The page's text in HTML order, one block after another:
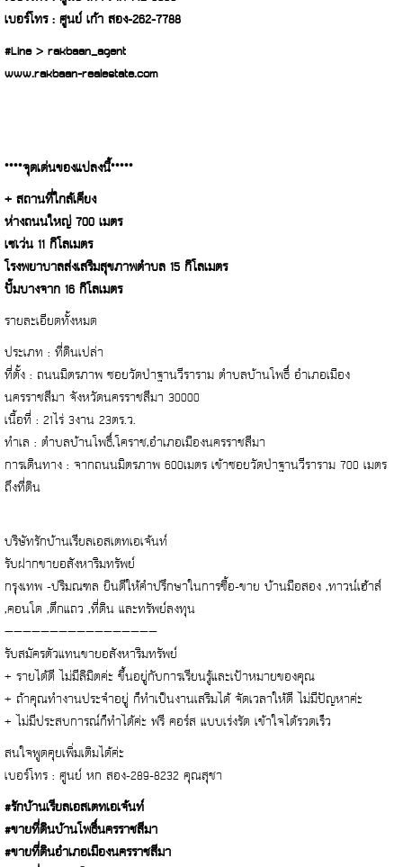
เบอร์โทร : ศูนย์ เก้า สอง-262-7788
#Line > rakbaan_agent
www.rakbaan-realestate.com
****จุดเด่นของแปลงนี้*****
+ สถานที่ใกล้เคียง
ห่างถนนใหญ่ 700 เมตร
เซเว่น 11 กิโลเมตร
โรงพยาบาลส่งเสริมสุขภาพตำบล 15 กิโลเมตร
ปั๊มบางจาก 16 กิโลเมตร
รายละเอียดทั้งหมด
ประเภท : ที่ดินเปล่า
ที่ตั้ง : ถนนมิตรภาพ ซอยวัดป่าฐานวีราราม ตำบลบ้านโพธิ์ อำเภอเมือง
นครราชสีมา จังหวัดนครราชสีมา 30000
เนื้อที่ : 21ไร่ 3งาน 23ตร.ว.
ทำเล : ตำบลบ้านโพธิ์,โคราช,อำเภอเมืองนครราชสีมา
การเดินทาง : จากถนนมิตรภาพ 600เมตร เข้าซอยวัดป่าฐานวีราราม 700 เมตร
ถึงที่ดิน
บริษัทรักบ้านเรียลเอสเตทเอเจ้นท์
รับฝากขายอสังหาริมทรัพย์
กรุงเทพ -ปริมณฑล ยินดีให้คำปรึกษาในการซื้อ-ขาย บ้านมือสอง ,ทาวน์เฮ้าส์
,คอนโด ,ตึกแถว ,ที่ดิน และทรัพย์ลงทุน
—————————————————
รับสมัครตัวแทนขายอสังหาริมทรัพย์
+ รายได้ดี ไม่มีลิมิตค่ะ ขึ้นอยู่กับการเรียนรู้และเป้าหมายของคุณ
+ ถ้าคุณทำงานประจำอยู่ ก็ทำเป็นงานเสริมได้ จัดเวลาให้ดี ไม่มีปัญหาค่ะ
+ ไม่มีประสบการณ์ก็ทำได้ค่ะ ฟรี คอร์ส แบบเร่งรัด เข้าใจได้รวดเร็ว
สนใจพูดคุยเพิ่มเติมได้ค่ะ
เบอร์โทร : ศูนย์ หก สอง-289-8232 คุณสุชา
#รักบ้านเรียลเอสเตทเอเจ้นท์
#ขายที่ดินบ้านโพธิ์นครราชสีมา
#ขายที่ดินอำเภอเมืองนครราชสีมา